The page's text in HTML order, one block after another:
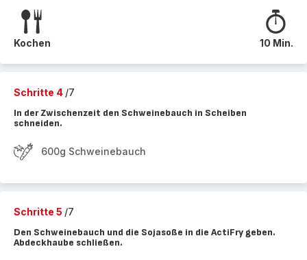
Kochen 10 Min.
Schritte 4 /7
In der Zwischenzeit den Schweinebauch in Scheiben
schneiden.
600g Schweinebauch
Schritte 5 /7
Den Schweinebauch und die Sojasoße in die ActiFry geben.
Abdeckhaube schließen.